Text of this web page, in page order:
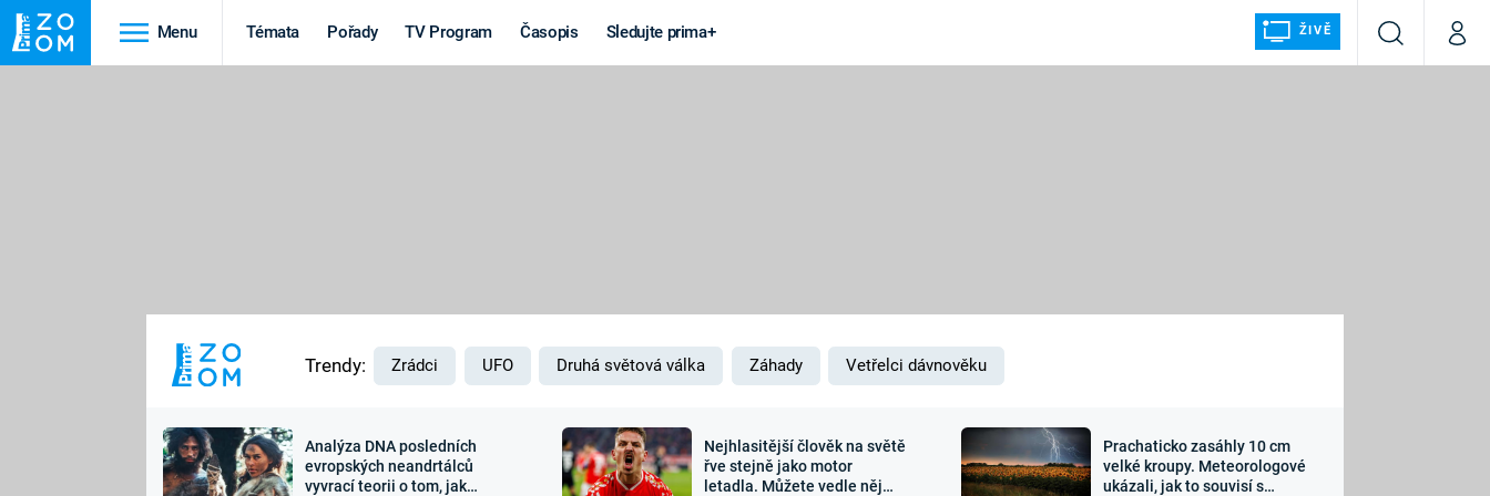
Menu Témata Pořady TV Program Časopis Sledujte prima+ ŽIVĚ
VyhledáváníMůj
MARS
Výročí
Záhady a
Zajímavosti Sledujte nás
Trendy: Zrádci UFO Druhá světová válka Záhady Vetřelci dávnověku
Analýza DNA posledních
evropských neandrtálců
vyvrací teorii o tom, jak
Nejhlasitější člověk na světě
řve stejně jako motor
letadla. Můžete vedle něj
Prachaticko zasáhly 10 cm
velké kroupy. Meteorologové
ukázali, jak to souvisí s